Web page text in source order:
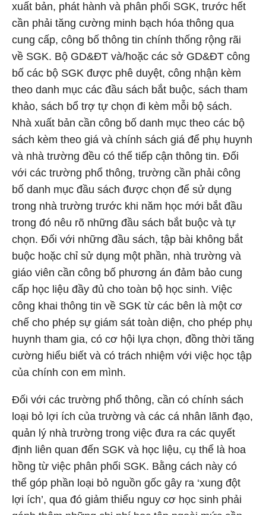
xuất bản, phát hành và phân phối SGK, trước hết
cần phải tăng cường minh bạch hóa thông qua
cung cấp, công bố thông tin chính thống rộng rãi
về SGK. Bộ GD&ĐT và/hoặc các sở GD&ĐT công
bố các bộ SGK được phê duyệt, công nhận kèm
theo danh mục các đầu sách bắt buộc, sách tham
khảo, sách bổ trợ tự chọn đi kèm mỗi bộ sách.
Nhà xuất bản cần công bố danh mục theo các bộ
sách kèm theo giá và chính sách giá để phụ huynh
và nhà trường đều có thể tiếp cận thông tin. Đối
với các trường phổ thông, trường cần phải công
bố danh mục đầu sách được chọn để sử dụng
trong nhà trường trước khi năm học mới bắt đầu
trong đó nêu rõ những đầu sách bắt buộc và tự
chọn. Đối với những đầu sách, tập bài không bắt
buộc hoặc chỉ sử dụng một phần, nhà trường và
giáo viên cần công bố phương án đảm bảo cung
cấp học liệu đầy đủ cho toàn bộ học sinh. Việc
công khai thông tin về SGK từ các bên là một cơ
chế cho phép sự giám sát toàn diện, cho phép phụ
huynh tham gia, có cơ hội lựa chọn, đồng thời tăng
cường hiểu biết và có trách nhiệm với việc học tập
của chính con em mình.
Đối với các trường phổ thông, cần có chính sách
loại bỏ lợi ích của trường và các cá nhân lãnh đạo,
quản lý nhà trường trong việc đưa ra các quyết
định liên quan đến SGK và học liệu, cụ thể là hoa
hồng từ việc phân phối SGK. Bằng cách này có
thể góp phần loại bỏ nguồn gốc gây ra ‘xung đột
lợi ích’, qua đó giảm thiểu nguy cơ học sinh phải